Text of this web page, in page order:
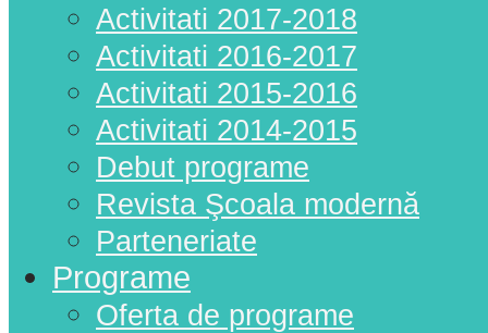
Activitati 2017-2018
Activitati 2016-2017
Activitati 2015-2016
Activitati 2014-2015
Debut programe
Revista Şcoala modernă
Parteneriate
Programe
Oferta de programe